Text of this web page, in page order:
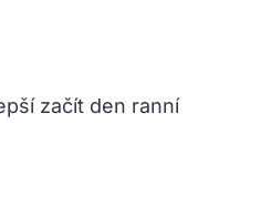
začít den ranní